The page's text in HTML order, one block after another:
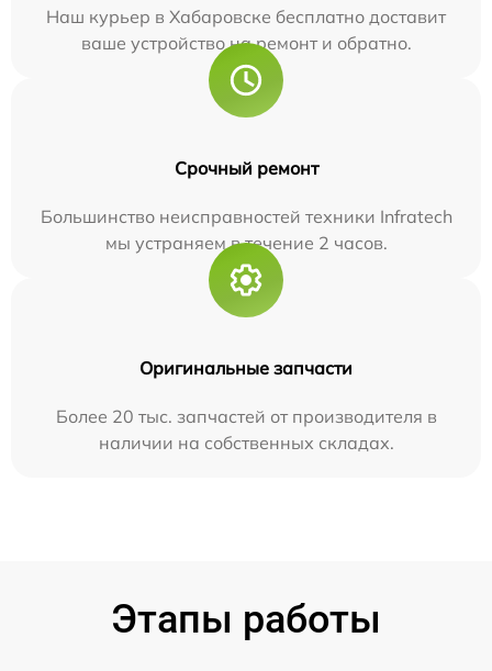
Наш курьер в Хабаровске бесплатно доставит
ваше устройство на ремонт и обратно.
Срочный ремонт
Большинство неисправностей техники Infratech
мы устраняем в течение 2 часов.
Оригинальные запчасти
Более 20 тыс. запчастей от производителя в
наличии на собственных складах.
Этапы работы